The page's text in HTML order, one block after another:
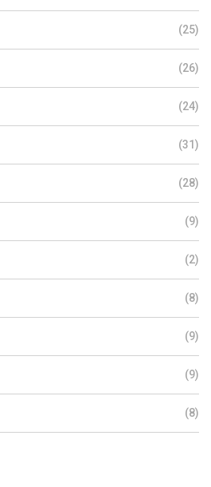
(25)
(26)
(24)
(31)
(28)
(9)
(2)
(8)
(9)
(9)
(8)